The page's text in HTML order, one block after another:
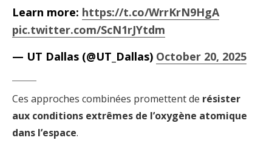
Learn more: https://t.co/WrrKrN9HgA
pic.twitter.com/ScN1rJYtdm
— UT Dallas (@UT_Dallas) October 20, 2025
Ces approches combinées promettent de résister
aux conditions extrêmes de l’oxygène atomique
dans l’espace.